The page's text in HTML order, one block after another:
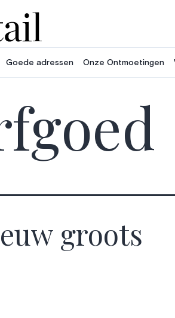
Goede adressen Onze Ontmoetingen
groots